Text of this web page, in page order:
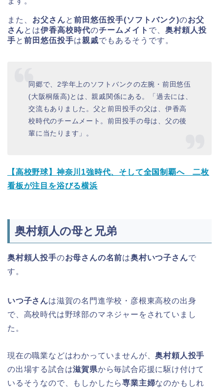
また、 お父さんと 前田悠伍投手(ソフトバンク)のお父
さんとは伊香高校時代のチームメイト で、 奥村頼人投
手と 前田悠伍投手は親戚でもあるそうです。
同郷で、2学年上のソフトバンクの左腕・前田悠伍
(大阪桐蔭高)とは、親戚関係にある。「過去には、
交流もありました。父と前田投手の父は、伊香高
校時代のチームメート。前田投手の母は、父の後
輩に当たります」。
【高校野球】神奈川1強時代、そして全国制覇へ 二枚
看板が注目を浴びる横浜
奥村頼人の母と兄弟
奥村頼人投手のお母さんの名前は奥村いつ子さんで
す。
いつ子さんは滋賀の名門進学校・彦根東高校の出身
で、高校時代は野球部のマネジャーをされていまし
た。
現在の職業などはわかっていませんが、奥村頼人投手
の出場する試合は滋賀県から毎試合応援に駆け付けて
いるそうなので、もしかしたら専業主婦なのかもしれ